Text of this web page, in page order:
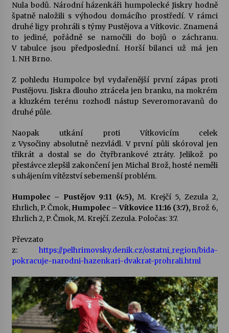
Pozvánka na integrační festival Quijotova
šedesátka: 28. 7.–1. 8. 2026
28. 7. 2026
Jenakaši
28. 7. 2026
23. 7. 2026
Letní koncerty ve Stromovce: Rufus Miller
22. 7. 2026
Vysočinka
17. 7. 2026
Ozvěny prázdnin
Za kulturou kousek za Humpolec. V Želivě ožije
odkaz Josefa Čapka
13. 7. 2026
Nula bodů. Národní házenkáři humpolecké Jiskry hodně
špatně naložili s výhodou domácího prostředí. V rámci
druhé ligy prohráli s týmy Pustějova a Vítkovic. Znamená
to jediné, pořádně se namočili do bojů o záchranu.
V tabulce jsou předposlední. Horší bilanci už má jen
1. NH Brno.
Z pohledu Humpolce byl vydařenější první zápas proti
Pustějovu. Jiskra dlouho ztrácela jen branku, na mokrém
a kluzkém terénu rozhodl nástup Severomoravanů do
druhé půle.
Naopak utkání proti Vítkovicím celek
z Vysočiny absolutně nezvládl. V první půli skóroval jen
třikrát a dostal se do čtyřbrankové ztráty. Jelikož po
přestávce zlepšil zakončení jen Michal Brož, hosté neměli
s uhájením vítězství sebemenší problém.
Humpolec – Pustějov 9:11 (4:5), M. Krejčí 5, Zezula 2,
Ehrlich, P. Čmok, Humpolec – Vítkovice 11:16 (3:7), Brož 6,
Ehrlich 2, P. Čmok, M. Krejčí. Zezula. Poločas: 3:7.
Převzato
z: https://pelhrimovsky.denik.cz/ostatni_region/bida-
pokracuje-narodni-hazenkari-dvakrat-prohrali.html